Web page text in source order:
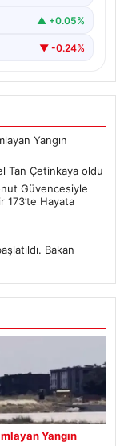
▲ +0.05%
▼ -0.24%
Yangın
Tan Çetinkaya oldu
Güvencesiyle
173’te Hayata
Bakan
Yangın